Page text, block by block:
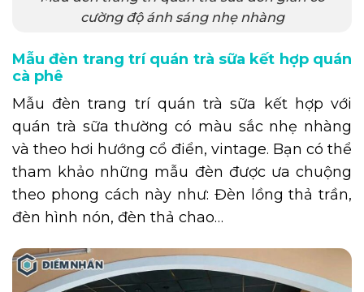
cường độ ánh sáng nhẹ nhàng
Mẫu đèn trang trí quán trà sữa kết hợp quán
cà phê
Mẫu đèn trang trí quán trà sữa kết hợp với
quán trà sữa thường có màu sắc nhẹ nhàng
và theo hơi hướng cổ điển, vintage. Bạn có thể
tham khảo những mẫu đèn được ưa chuộng
theo phong cách này như: Đèn lồng thả trần,
đèn hình nón, đèn thả chao…